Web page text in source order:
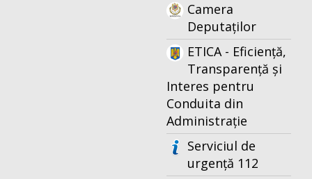
Camera
Deputaților
ETICA - Eficiență,
Transparență și
Interes pentru
Conduita din
Administrație
Serviciul de
urgență 112